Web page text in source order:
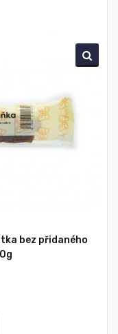
bez přidaného